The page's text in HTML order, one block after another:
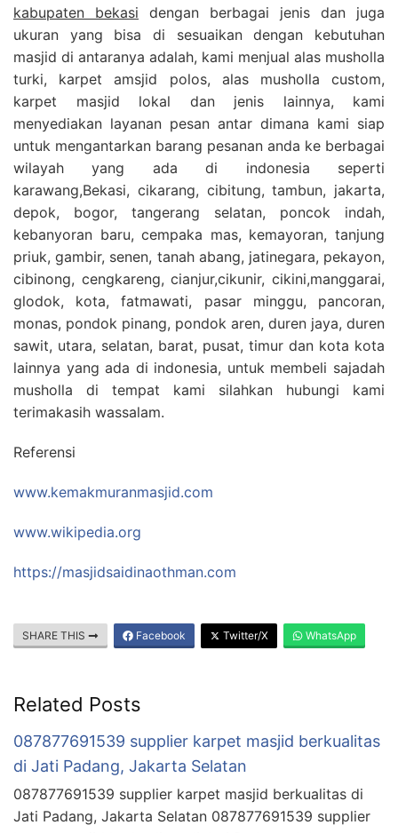
kabupaten bekasi dengan berbagai jenis dan juga
ukuran yang bisa di sesuaikan dengan kebutuhan
masjid di antaranya adalah, kami menjual alas musholla
turki, karpet amsjid polos, alas musholla custom,
karpet masjid lokal dan jenis lainnya, kami
menyediakan layanan pesan antar dimana kami siap
untuk mengantarkan barang pesanan anda ke berbagai
wilayah yang ada di indonesia seperti
karawang,Bekasi, cikarang, cibitung, tambun, jakarta,
depok, bogor, tangerang selatan, poncok indah,
kebanyoran baru, cempaka mas, kemayoran, tanjung
priuk, gambir, senen, tanah abang, jatinegara, pekayon,
cibinong, cengkareng, cianjur,cikunir, cikini,manggarai,
glodok, kota, fatmawati, pasar minggu, pancoran,
monas, pondok pinang, pondok aren, duren jaya, duren
sawit, utara, selatan, barat, pusat, timur dan kota kota
lainnya yang ada di indonesia, untuk membeli sajadah
musholla di tempat kami silahkan hubungi kami
terimakasih wassalam.
Referensi
www.kemakmuranmasjid.com
www.wikipedia.org
https://masjidsaidinaothman.com
SHARE THIS Facebook Twitter/X WhatsApp
Related Posts
087877691539 supplier karpet masjid berkualitas
di Jati Padang, Jakarta Selatan
087877691539 supplier karpet masjid berkualitas di
Jati Padang, Jakarta Selatan 087877691539 supplier